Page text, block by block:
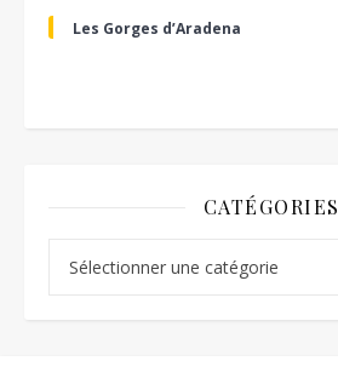
Les Gorges d’Aradena
CATÉGORIES